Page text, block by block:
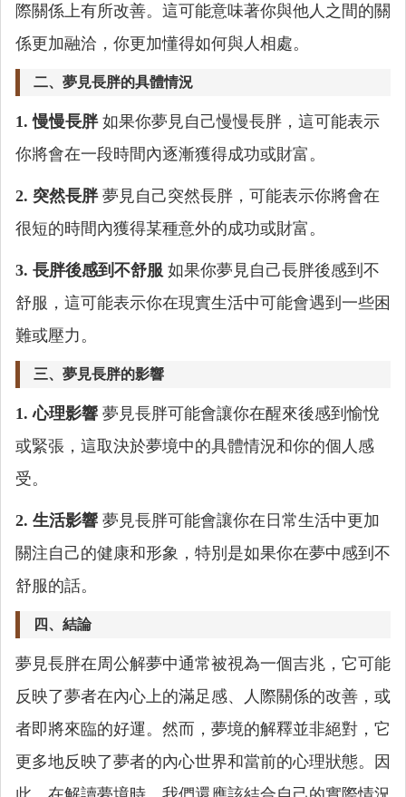
際關係上有所改善。這可能意味著你與他人之間的關
係更加融洽，你更加懂得如何與人相處。
二、夢見長胖的具體情況
1. 慢慢長胖如果你夢見自己慢慢長胖，這可能表示
你將會在一段時間內逐漸獲得成功或財富。
2. 突然長胖夢見自己突然長胖，可能表示你將會在
很短的時間內獲得某種意外的成功或財富。
3. 長胖後感到不舒服 如果你夢見自己長胖後感到不
舒服，這可能表示你在現實生活中可能會遇到一些困
難或壓力。
三、夢見長胖的影響
1. 心理影響 夢見長胖可能會讓你在醒來後感到愉悅
或緊張，這取決於夢境中的具體情況和你的個人感
受。
2. 生活影響 夢見長胖可能會讓你在日常生活中更加
關注自己的健康和形象，特別是如果你在夢中感到不
舒服的話。
四、結論
夢見長胖在周公解夢中通常被視為一個吉兆，它可能
反映了夢者在內心上的滿足感、人際關係的改善，或
者即將來臨的好運。然而，夢境的解釋並非絕對，它
更多地反映了夢者的內心世界和當前的心理狀態。因